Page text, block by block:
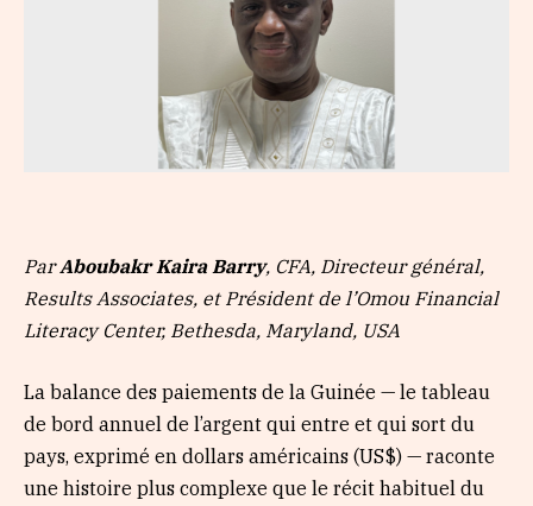
ParAboubakr Kaira Barry, CFA, Directeur général,
Results Associates, et Président de l’Omou Financial
Literacy Center, Bethesda, Maryland, USA
La balance des paiements de la Guinée — le tableau
de bord annuel de l’argent qui entre et qui sort du
pays, exprimé en dollars américains (US$) — raconte
une histoire plus complexe que le récit habituel du